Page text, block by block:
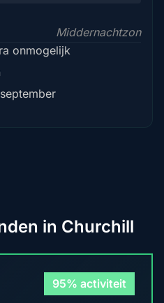
Middernachtzon
onmogelijk
in Churchill
95% activiteit